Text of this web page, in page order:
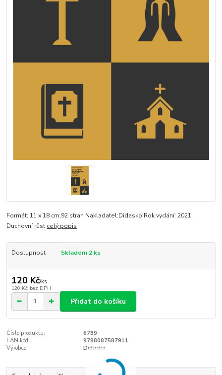
Formát: 11 x 18 cm,92 stran Nakladatel:Didasko Rok vydání: 2021
Duchovní růst celý popis
Dostupnost Skladem 2 ks
120 Kč/ks
120 Kč bez DPH
Přidat do košíku
Číslo produktu:
6789
EAN kód:
9788087587911
Výrobce:
Didasko